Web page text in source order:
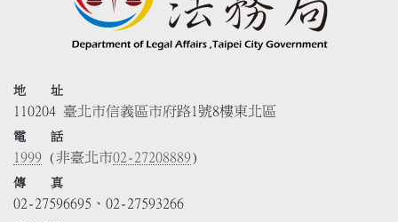
地 址
110204 臺北市信義區市府路1號8樓東北區
電 話
1999 (非臺北市02-27208889)
傳 真
02-27596695、02-27593266